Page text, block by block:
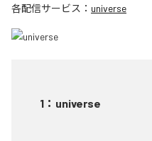
各配信サービス： universe
1 ： universe